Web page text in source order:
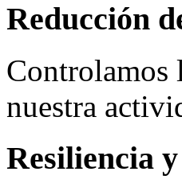
Reducción
Controlamos
nuestra
Resiliencia